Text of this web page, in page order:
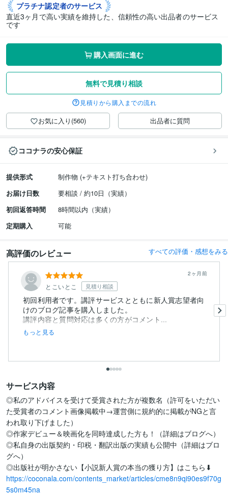
プラチナ認定者のサービス
直近3ヶ月で高い実績を維持した、信頼性の高い出品者のサービス
です
購入画面に進む
無料で見積り相談
見積りから購入までの流れ
お気に入り(560) 出品者に質問
ココナラの安心保証
提供形式
制作物 (+テキスト打ち合わせ)
お届け日数
要相談 / 約10日（実績）
初回返答時間
8時間以内（実績）
定期購入
可能
高評価のレビュー すべての評価・感想をみる
とこいとこ 見積り相談
2ヶ月前
初回利用者です。講評サービスとともに新人賞志望者向
けのブログ記事を購入しました。
講評内容と質問対応は多くの方がコメント...
もっと見る
サービス内容
◎私のアドバイスを受けて受賞された方が複数名（許可をいただい
た受賞者のコメント画像掲載中→運営側に規約的に掲載がNGと言
われ取り下げました）
◎作家デビュー＆映画化を同時達成した方も！（詳細はブログへ）
◎私自身の出版契約・印税・翻訳出版の実績も公開中（詳細はブロ
グへ）
https://coconala.com/contents_market/articles/cme8n9qi90es9f70g
5s0m45na